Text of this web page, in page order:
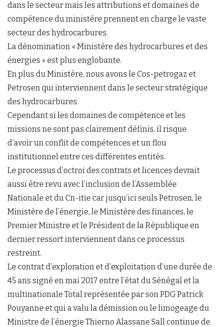
dans le secteur mais les attributions et domaines de
compétence du ministére prennent en charge le vaste
secteur des hydrocarbures.
La dénomination « Ministère des hydrocarbures et des
énergies » est plus englobante.
En plus du Ministère, nous avons le Cos-petrogaz et
Petrosen qui interviennent dans le secteur stratégique
des hydrocarbures.
Cependant si les domaines de compétence et les
missions ne sont pas clairement définis, il risque
d’avoir un conflit de compétences et un flou
institutionnel entre ces différentes entités.
Le processus d’octroi des contrats et licences devrait
aussi être revu avec l’inclusion de l’Assemblée
Nationale et du Cn-itie car jusqu’ici seuls Petrosen, le
Ministère de l’énergie, le Ministère des finances, le
Premier Ministre et le Président de la République en
dernier ressort interviennent dans ce processus
restreint.
Le contrat d’exploration et d’exploitation d’une durée de
45 ans signé en mai 2017 entre l’état du Sénégal et la
multinationale Total représentée par son PDG Patrick
Pouyanne et qui a valu la démission ou le limogeage du
Ministre de l’énergie Thierno Alassane Sall continue de